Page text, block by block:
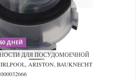
ДНЕЙ
ДЛЯ ПОСУДОМОЕЧНОЙ
ARISTON, BAUKNECHT